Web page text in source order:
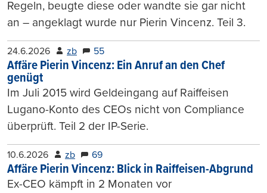
Regeln, beugte diese oder wandte sie gar nicht
an – angeklagt wurde nur Pierin Vincenz. Teil 3.
24.6.2026 zb 55
Affäre Pierin Vincenz: Ein Anruf an den Chef
genügt
Im Juli 2015 wird Geldeingang auf Raiffeisen
Lugano-Konto des CEOs nicht von Compliance
überprüft. Teil 2 der IP-Serie.
10.6.2026 zb 69
Affäre Pierin Vincenz: Blick in Raiffeisen-Abgrund
Ex-CEO kämpft in 2 Monaten vor